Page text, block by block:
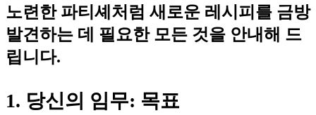
노련한 파티셰처럼 새로운 레시피를 금방
발견하는 데 필요한 모든 것을 안내해 드
립니다.
1. 당신의 임무: 목표